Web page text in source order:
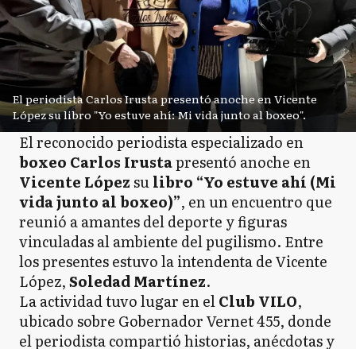
El periodista Carlos Irusta presentó anoche en Vicente
López su libro "Yo estuve ahí: Mi vida junto al boxeo".
El reconocido periodista especializado en
boxeo Carlos Irustapresentó anoche en
Vicente Lópezsulibro “Yo estuve ahí (Mi
vida junto al boxeo)”, en un encuentro que
reunió a amantes del deporte y figuras
vinculadas al ambiente del pugilismo. Entre
los presentes estuvo la intendenta de Vicente
López,Soledad Martínez.
La actividad tuvo lugar en elClub VILO,
ubicado sobre Gobernador Vernet 455, donde
el periodista compartió historias, anécdotas y